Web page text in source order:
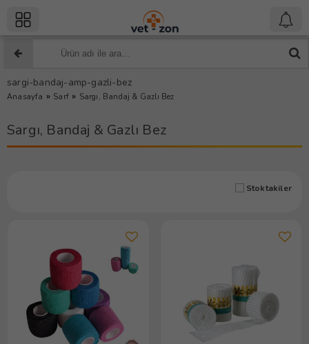
sargi-bandaj-amp-gazli-bez
Anasayfa » Sarf » Sargı, Bandaj & Gazlı Bez
Sargı, Bandaj & Gazlı Bez
Stoktakiler